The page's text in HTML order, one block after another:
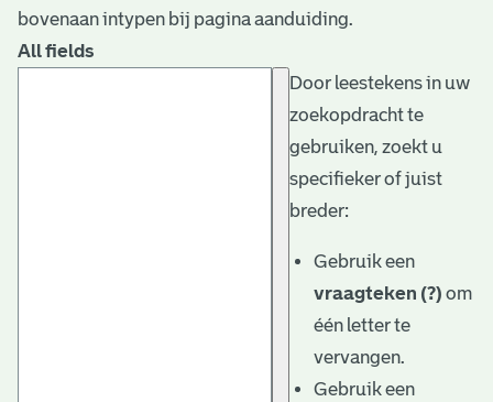
bovenaan intypen bij pagina aanduiding.
All fields
Door leestekens in uw
zoekopdracht te
gebruiken, zoekt u
specifieker of juist
breder:
Gebruik een
vraagteken (?) om
één letter te
vervangen.
Gebruik een